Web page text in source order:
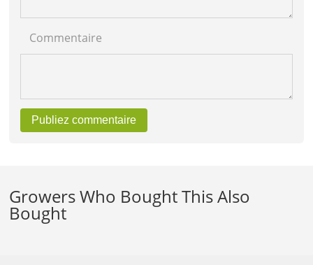
Commentaire
Publiez commentaire
Growers Who Bought This Also
Bought